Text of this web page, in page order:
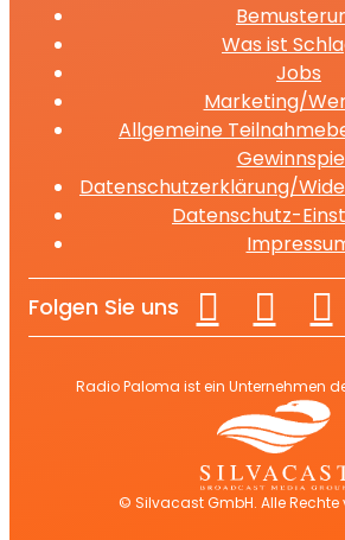
Was ist
Jobs
Marketing/
Allgemeine
Datenschutzerklärung/
Datenschutz-
Folgen Sie uns
Radio Paloma ist ein Unternehmen
© Silvacast GmbH. Alle Rechte